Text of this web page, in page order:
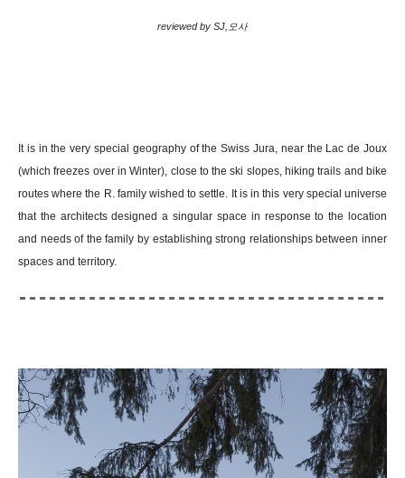
reviewed by SJ,오사
It is in the very special geography of the Swiss Jura, near the Lac de Joux
(which freezes over in Winter), close to the ski slopes, hiking trails and bike
routes where the R. family wished to settle. It is in this very special universe
that the architects designed a singular space in response to the location
and needs of the family by establishing strong relationships between inner
spaces and territory.